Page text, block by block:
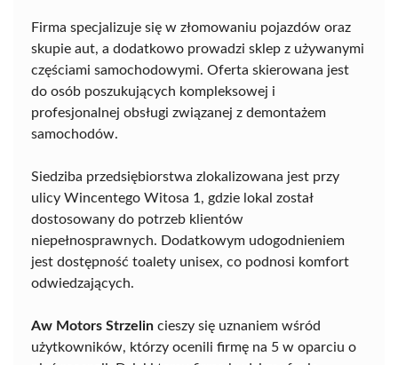
Firma specjalizuje się w złomowaniu pojazdów oraz
skupie aut, a dodatkowo prowadzi sklep z używanymi
częściami samochodowymi. Oferta skierowana jest
do osób poszukujących kompleksowej i
profesjonalnej obsługi związanej z demontażem
samochodów.
Siedziba przedsiębiorstwa zlokalizowana jest przy
ulicy Wincentego Witosa 1, gdzie lokal został
dostosowany do potrzeb klientów
niepełnosprawnych. Dodatkowym udogodnieniem
jest dostępność toalety unisex, co podnosi komfort
odwiedzających.
Aw Motors Strzelin cieszy się uznaniem wśród
użytkowników, którzy ocenili firmę na 5 w oparciu o